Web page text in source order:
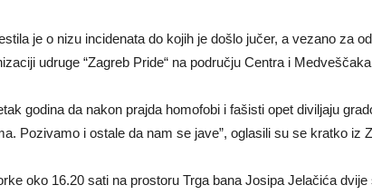
je o nizu incidenata do kojih je došlo jučer, a vezano za
udruge “Zagreb Pride“ na području Centra i
godina da nakon prajda homofobi i fašisti opet diviljaju
Pozivamo i ostale da nam se jave”, oglasili su se kratko iz
oko 16.20 sati na prostoru Trga bana Josipa Jelačića dvije